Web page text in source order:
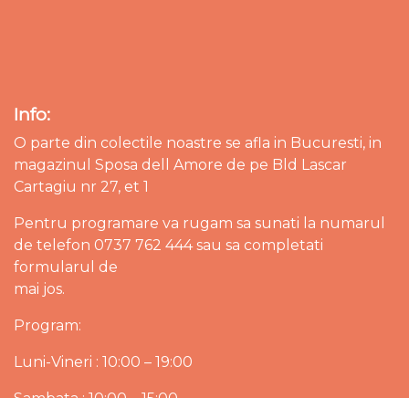
Info:
O parte din colectile noastre se afla in Bucuresti, in
magazinul Sposa dell Amore de pe Bld Lascar
Cartagiu nr 27, et 1
Pentru programare va rugam sa sunati la numarul
de telefon 0737 762 444 sau sa completati
formularul de
mai jos.
Program:
Luni-Vineri : 10:00 – 19:00